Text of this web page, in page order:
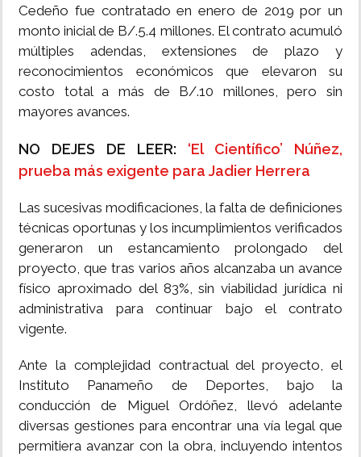
Cedeño fue contratado en enero de 2019 por un
monto inicial de B/.5.4 millones. El contrato acumuló
múltiples adendas, extensiones de plazo y
reconocimientos económicos que elevaron su
costo total a más de B/.10 millones, pero sin
mayores avances.
NO DEJES DE LEER: ‘El Científico’ Núñez,
prueba más exigente para Jadier Herrera
Las sucesivas modificaciones, la falta de definiciones
técnicas oportunas y los incumplimientos verificados
generaron un estancamiento prolongado del
proyecto, que tras varios años alcanzaba un avance
físico aproximado del 83%, sin viabilidad jurídica ni
administrativa para continuar bajo el contrato
vigente.
Ante la complejidad contractual del proyecto, el
Instituto Panameño de Deportes, bajo la
conducción de Miguel Ordóñez, llevó adelante
diversas gestiones para encontrar una vía legal que
permitiera avanzar con la obra, incluyendo intentos